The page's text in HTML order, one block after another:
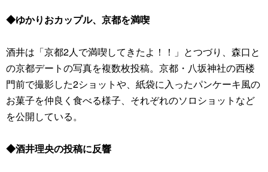
◆ゆかりおカップル、京都を満喫
酒井は「京都2人で満喫してきたよ！！」とつづり、森口と
の京都デートの写真を複数枚投稿。京都・八坂神社の西楼
門前で撮影した2ショットや、紙袋に入ったパンケーキ風の
お菓子を仲良く食べる様子、それぞれのソロショットなど
を公開している。
◆酒井理央の投稿に反響